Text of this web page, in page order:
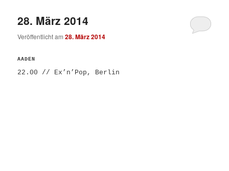
28. März 2014
Veröffentlicht am28. März 2014
AADEN
22.00 // Ex’n’Pop, Berlin